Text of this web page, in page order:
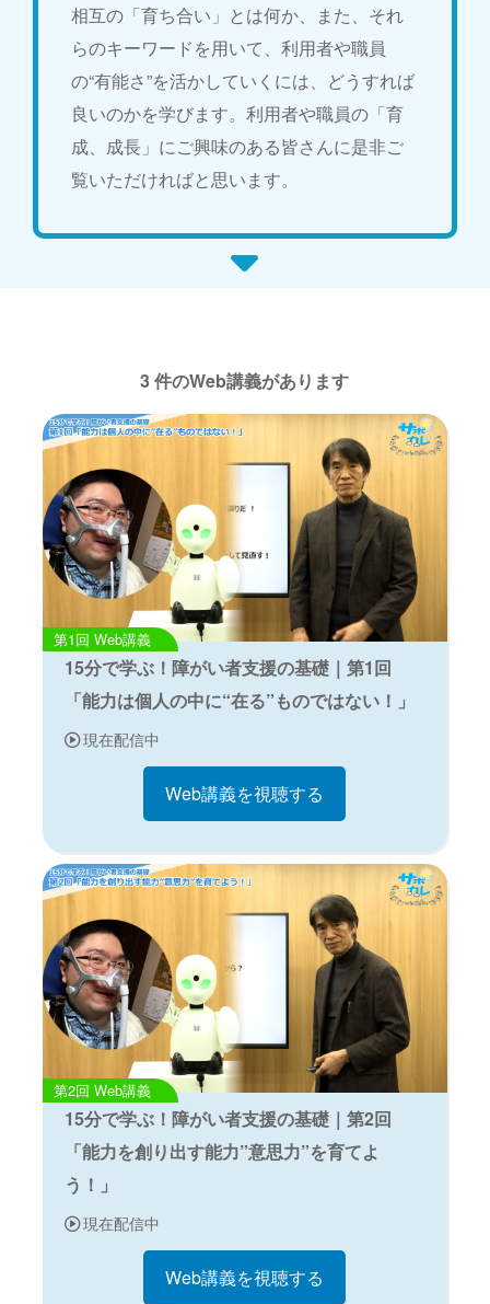
相互の「育ち合い」とは何か、また、それ
らのキーワードを用いて、利用者や職員
の“有能さ”を活かしていくには、どうすれば
良いのかを学びます。利用者や職員の「育
成、成長」にご興味のある皆さんに是非ご
覧いただければと思います。
3 件のWeb講義があります
Web講義
15分で学ぶ！障がい者支援の基礎｜第1回
「能力は個人の中に“在る”ものではない！」
現在配信中
Web講義を視聴する
Web講義
15分で学ぶ！障がい者支援の基礎｜第2回
「能力を創り出す能力”意思力”を育てよ
う！」
現在配信中
Web講義を視聴する